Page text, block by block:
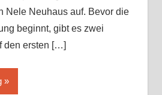
Nele Neuhaus auf. Bevor die
beginnt, gibt es zwei
den ersten […]